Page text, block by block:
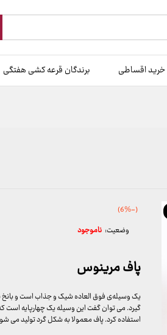
خرید اقساطی برندگان قرعه کشی هفتگی
(-6%)
وضعیت: ناموجود
پاف مرینوس
یک وسیله‌ی فوق ‌العاده شیک و جذاب است و بانخ
گیرد. می ‌توان گفت این وسیله یک چهارپایه
استفاده کرد. پاف معمولا به شکل گرد تولید می